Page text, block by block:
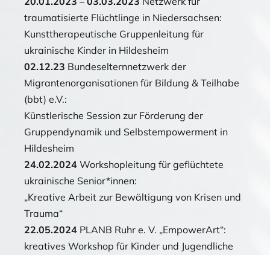
traumatisierte Flüchtlinge in Niedersachsen:
Kunsttherapeutische Gruppenleitung für
ukrainische Kinder in Hildesheim
02.12.23 Bundeselternnetzwerk der
Migrantenorganisationen für Bildung & Teilhabe
(bbt) e.V.:
Künstlerische Session zur Förderung der
Gruppendynamik und Selbstempowerment in
Hildesheim
24.02.2024 Workshopleitung für geflüchtete
ukrainische Senior*innen:
„Kreative Arbeit zur Bewältigung von Krisen und
Trauma“
22.05.2024 PLANB Ruhr e. V. „EmpowerArt“:
kreatives Workshop für Kinder und Jugendliche